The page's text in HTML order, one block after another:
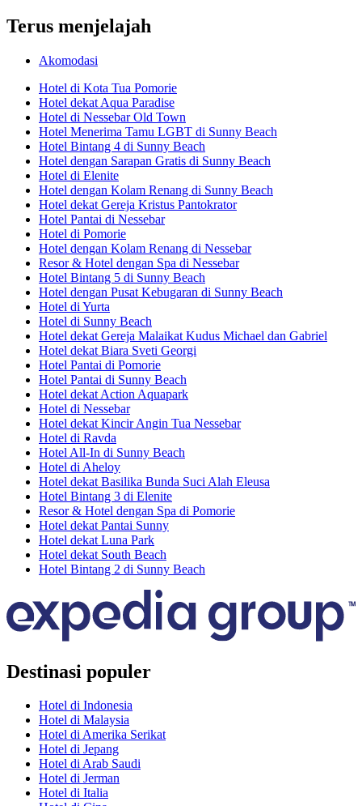
Terus menjelajah
Akomodasi
Hotel di Kota Tua Pomorie
Hotel dekat Aqua Paradise
Hotel di Nessebar Old Town
Hotel Menerima Tamu LGBT di Sunny Beach
Hotel Bintang 4 di Sunny Beach
Hotel dengan Sarapan Gratis di Sunny Beach
Hotel di Elenite
Hotel dengan Kolam Renang di Sunny Beach
Hotel dekat Gereja Kristus Pantokrator
Hotel Pantai di Nessebar
Hotel di Pomorie
Hotel dengan Kolam Renang di Nessebar
Resor & Hotel dengan Spa di Nessebar
Hotel Bintang 5 di Sunny Beach
Hotel dengan Pusat Kebugaran di Sunny Beach
Hotel di Yurta
Hotel di Sunny Beach
Hotel dekat Gereja Malaikat Kudus Michael dan Gabriel
Hotel dekat Biara Sveti Georgi
Hotel Pantai di Pomorie
Hotel Pantai di Sunny Beach
Hotel dekat Action Aquapark
Hotel di Nessebar
Hotel dekat Kincir Angin Tua Nessebar
Hotel di Ravda
Hotel All-In di Sunny Beach
Hotel di Aheloy
Hotel dekat Basilika Bunda Suci Alah Eleusa
Hotel Bintang 3 di Elenite
Resor & Hotel dengan Spa di Pomorie
Hotel dekat Pantai Sunny
Hotel dekat Luna Park
Hotel dekat South Beach
Hotel Bintang 2 di Sunny Beach
Destinasi populer
Hotel di Indonesia
Hotel di Malaysia
Hotel di Amerika Serikat
Hotel di Jepang
Hotel di Arab Saudi
Hotel di Jerman
Hotel di Italia